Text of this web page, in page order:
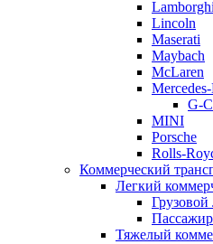
Lincoln
Maserati
Maybach
McLaren
G-
MINI
Porsche
Rolls-
Коммерческий
Легкий
Тяжелый